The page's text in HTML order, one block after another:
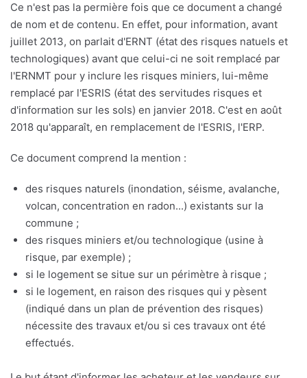
Ce n'est pas la permière fois que ce document a changé
de nom et de contenu. En effet, pour information, avant
juillet 2013, on parlait d'ERNT (état des risques natuels et
technologiques) avant que celui-ci ne soit remplacé par
l'ERNMT pour y inclure les risques miniers, lui-même
remplacé par l'ESRIS (état des servitudes risques et
d'information sur les sols) en janvier 2018. C'est en août
2018 qu'apparaît, en remplacement de l'ESRIS, l'ERP.
Ce document comprend la mention :
des risques naturels (inondation, séisme, avalanche,
volcan, concentration en radon...) existants sur la
commune ;
des risques miniers et/ou technologique (usine à
risque, par exemple) ;
si le logement se situe sur un périmètre à risque ;
si le logement, en raison des risques qui y pèsent
(indiqué dans un plan de prévention des risques)
nécessite des travaux et/ou si ces travaux ont été
effectués.